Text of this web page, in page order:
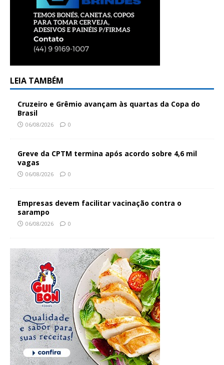
LEIA TAMBÉM
Cruzeiro e Grêmio avançam às quartas da Copa do
Brasil
06/08/2026 0
Greve da CPTM termina após acordo sobre 4,6 mil
vagas
06/08/2026 0
Empresas devem facilitar vacinação contra o
sarampo
06/08/2026 0